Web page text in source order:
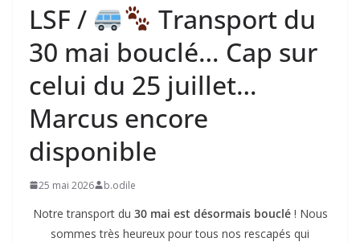
LSF /
Transport du
30 mai bouclé… Cap sur
celui du 25 juillet…
Marcus encore
disponible
25 mai 2026 b.odile
Notre transport du 30 mai est désormais bouclé! Nous
sommes très heureux pour tous nos rescapés qui